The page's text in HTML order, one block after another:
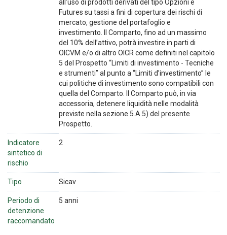
all’uso di prodotti derivati del tipo Opzioni e
Futures su tassi a fini di copertura dei rischi di
mercato, gestione del portafoglio e
investimento. Il Comparto, fino ad un massimo
del 10% dell’attivo, potrà investire in parti di
OICVM e/o di altro OICR come definiti nel capitolo
5 del Prospetto “Limiti di investimento - Tecniche
e strumenti” al punto a “Limiti d’investimento” le
cui politiche di investimento sono compatibili con
quella del Comparto. Il Comparto può, in via
accessoria, detenere liquidità nelle modalità
previste nella sezione 5.A.5) del presente
Prospetto.
Indicatore
sintetico di
rischio
2
Tipo Sicav
Periodo di
detenzione
raccomandato
5 anni